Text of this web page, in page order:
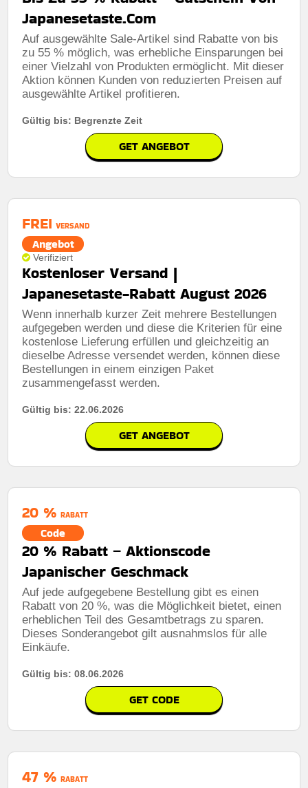
Japanesetaste.Com
Auf ausgewählte Sale-Artikel sind Rabatte von bis
zu 55 % möglich, was erhebliche Einsparungen bei
einer Vielzahl von Produkten ermöglicht. Mit dieser
Aktion können Kunden von reduzierten Preisen auf
ausgewählte Artikel profitieren.
Gültig bis: Begrenzte Zeit
GET ANGEBOT
FREI VERSAND
Angebot
Verifiziert
Kostenloser Versand |
Japanesetaste-Rabatt August 2026
Wenn innerhalb kurzer Zeit mehrere Bestellungen
aufgegeben werden und diese die Kriterien für eine
kostenlose Lieferung erfüllen und gleichzeitig an
dieselbe Adresse versendet werden, können diese
Bestellungen in einem einzigen Paket
zusammengefasst werden.
Gültig bis: 22.06.2026
GET ANGEBOT
20 % RABATT
Code
20 % Rabatt – Aktionscode
Japanischer Geschmack
Auf jede aufgegebene Bestellung gibt es einen
Rabatt von 20 %, was die Möglichkeit bietet, einen
erheblichen Teil des Gesamtbetrags zu sparen.
Dieses Sonderangebot gilt ausnahmslos für alle
Einkäufe.
Gültig bis: 08.06.2026
GET CODE
47 % RABATT